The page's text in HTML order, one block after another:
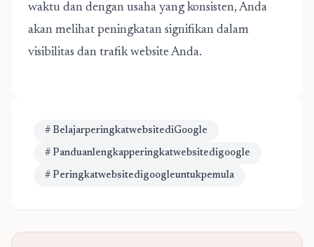
waktu dan dengan usaha yang konsisten, Anda
akan melihat peningkatan signifikan dalam
visibilitas dan trafik website Anda.
# BelajarperingkatwebsitediGoogle
# Panduanlengkapperingkatwebsitedigoogle
# Peringkatwebsitedigoogleuntukpemula